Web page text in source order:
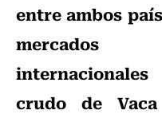
entre ambos
crudo de